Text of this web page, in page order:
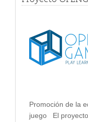
Promoción de la
juego El